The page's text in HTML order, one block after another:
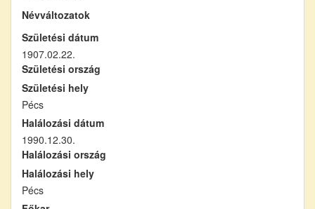
Névváltozatok
Születési dátum
1907.02.22.
Születési ország
Születési hely
Pécs
Halálozási dátum
1990.12.30.
Halálozási ország
Halálozási hely
Pécs